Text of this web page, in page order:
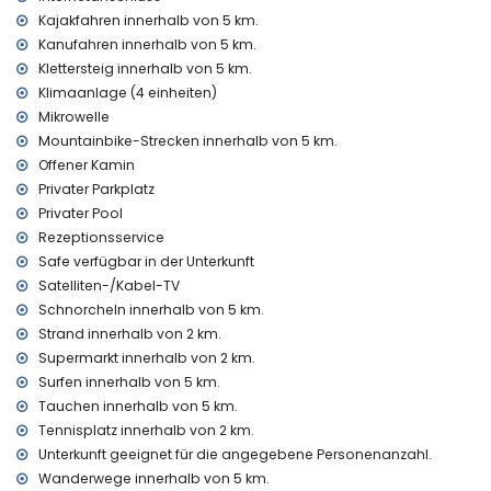
Internet (WiFi)
Staubsauger sowie Bügeleisen und Bügelbrett
Bettwäsche und Handtücher
Empfangsservice
Luftheizung und Klimaanlage
Einrichtungen und Dienstleistungen gegen Aufpreis
Zustellbett und Kinderbett/Kinderstuhl (auf Anfrage)
Unterhaltungs- und Freizeitaktivitäten für Ihren Urlaub in
Jávea, Costa Blanca
Kino, Theater, Promenade (Paseo El Arenal und Jávea)
(innerhalb von 5 Kilometern vom Haus)
Sehenswürdigkeiten und Kultur in Jávea, Costa Blanca
Loreto, Puerto, Jávea), Monument (Pueblo de Jávea, Jávea),
Architektonisches Gebäude (Histórico de Jávea, Jávea),
Historischer Ort (Pueblo de Jávea und Jávea) (innerhalb
von 5 Kilometern von der Unterkunft)
Ruine (Molinos de Viento und Jávea) (innerhalb von 10
Kilometern von der Unterkunft)
Kajakfahren innerhalb von 5 km.
Kanufahren innerhalb von 5 km.
Klettersteig innerhalb von 5 km.
Klimaanlage (4 einheiten)
Mikrowelle
Mountainbike-Strecken innerhalb von 5 km.
Offener Kamin
Privater Parkplatz
Privater Pool
Rezeptionsservice
Safe verfügbar in der Unterkunft
Satelliten-/Kabel-TV
Schnorcheln innerhalb von 5 km.
Strand innerhalb von 2 km.
Supermarkt innerhalb von 2 km.
Surfen innerhalb von 5 km.
Tauchen innerhalb von 5 km.
Tennisplatz innerhalb von 2 km.
Unterkunft geeignet für die angegebene Personenanzahl.
Wanderwege innerhalb von 5 km.